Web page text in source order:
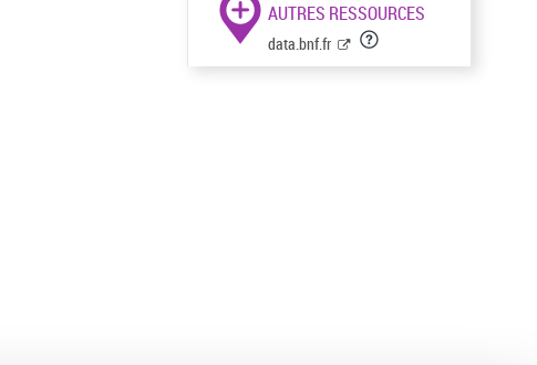
AUTRES RESSOURCES
data.bnf.fr